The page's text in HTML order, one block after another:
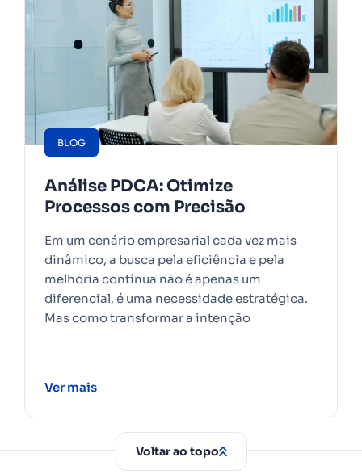
BLOG
Análise PDCA: Otimize
Processos com Precisão
Em um cenário empresarial cada vez mais
dinâmico, a busca pela eficiência e pela
melhoria contínua não é apenas um
diferencial, é uma necessidade estratégica.
Mas como transformar a intenção
Ver mais
Voltar ao topo